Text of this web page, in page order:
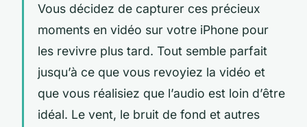
Vous décidez de capturer ces précieux
moments en vidéo sur votre iPhone pour
les revivre plus tard. Tout semble parfait
jusqu’à ce que vous revoyiez la vidéo et
que vous réalisiez que l’audio est loin d’être
idéal. Le vent, le bruit de fond et autres